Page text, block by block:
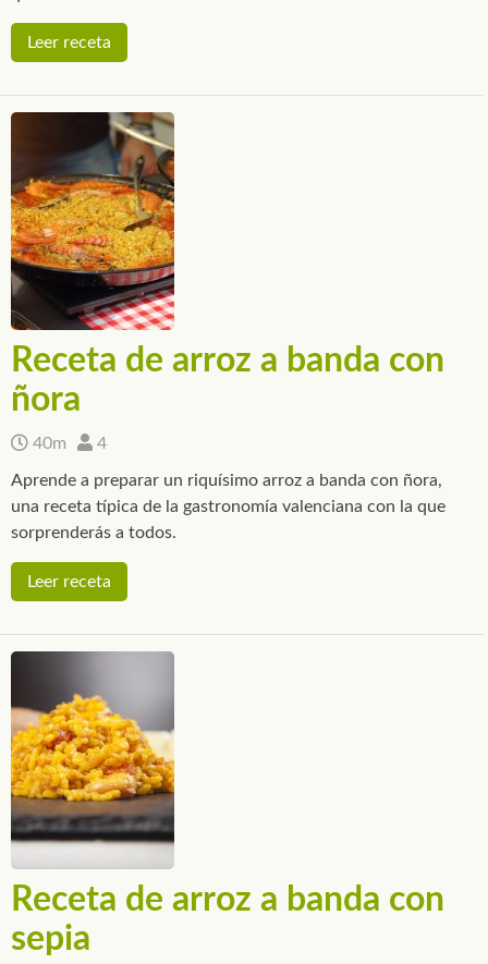
Leer receta
Receta de arroz a banda con
ñora
40m 4
Aprende a preparar un riquísimo arroz a banda con ñora,
una receta típica de la gastronomía valenciana con la que
sorprenderás a todos.
Leer receta
Receta de arroz a banda con
sepia